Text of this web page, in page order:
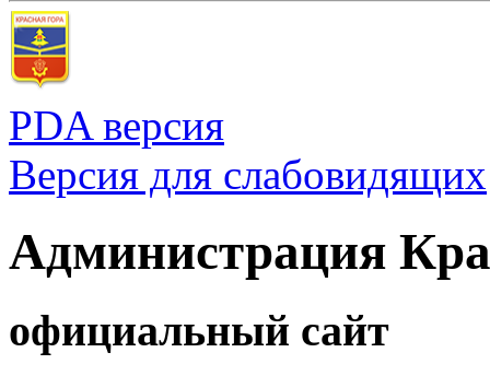
PDA версия
Версия для слабовидящих
Администрация
официальный сайт